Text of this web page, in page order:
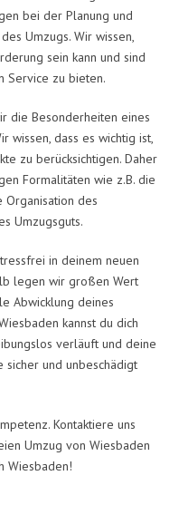
bei der Planung und
Umzugs. Wir wissen,
sein kann und sind
Service zu bieten.
die Besonderheiten eines
wissen, dass es wichtig ist,
zu berücksichtigen. Daher
Formalitäten wie z.B. die
Organisation des
Umzugsguts.
in deinem neuen
legen wir großen Wert
Abwicklung deines
kannst du dich
verläuft und deine
und unbeschädigt
Kontaktiere uns
Umzug von Wiesbaden
Wiesbaden!